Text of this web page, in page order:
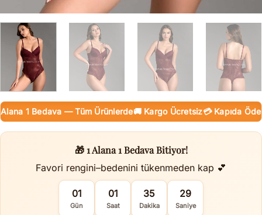
1 Bedava — Tüm Ürünlerde🚚 Kargo Ücretsiz💳 Kapıda
🎁 1 Alana 1 Bedava Bitiyor!
Favori rengini–bedenini tükenmeden kap 💕
01
Gün
01
Saat
35
Dakika
28
Saniye